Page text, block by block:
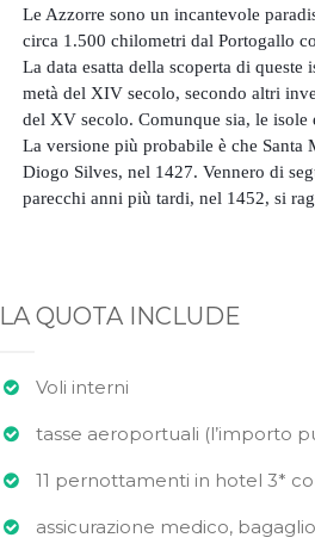
Le Azzorre sono un incantevole
circa 1.500 chilometri dal Portogallo
La data esatta della scoperta di
metà del XIV secolo, secondo altri
del XV secolo. Comunque sia, le isole
La versione più probabile è che Santa
Diogo Silves, nel 1427. Vennero di
parecchi anni più tardi, nel 1452, si
LA QUOTA INCLUDE
Voli interni
tasse aeroportuali (l’importo
11 pernottamenti in hotel 3*
assicurazione medico,